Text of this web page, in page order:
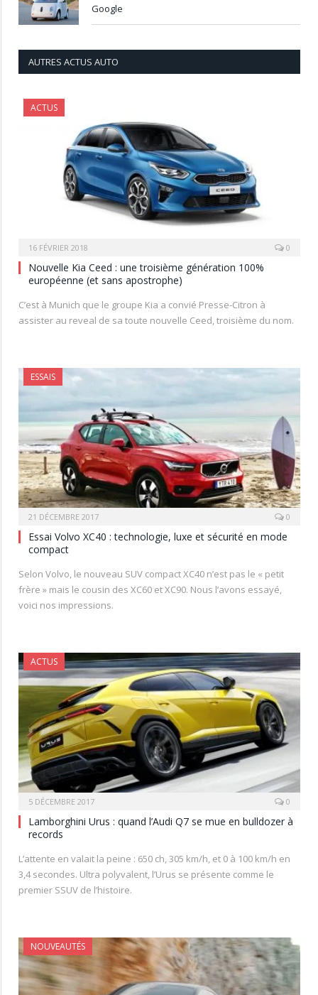
Google
AUTRES ACTUS AUTO
ACTUS
16 FÉVRIER 2018 0
Nouvelle Kia Ceed : une troisième génération 100%
européenne (et sans apostrophe)
C’est à Munich que le groupe Kia a convié Presse-Citron à
assister au reveal de sa toute nouvelle Ceed, troisième du nom.
ESSAIS
21 DÉCEMBRE 2017 0
Essai Volvo XC40 : technologie, luxe et sécurité en mode
compact
Selon Volvo, le nouveau SUV compact XC40 n’est pas le « petit
frère » mais le cousin des XC60 et XC90. Nous l’avons essayé,
voici nos impressions.
ACTUS
5 DÉCEMBRE 2017 0
Lamborghini Urus : quand l’Audi Q7 se mue en bulldozer à
records
L’attente en valait la peine : 650 ch, 305 km/h, et 0 à 100 km/h en
3,4 secondes. Ultra polyvalent, l’Urus se présente comme le
premier SSUV de l’histoire.
NOUVEAUTÉS